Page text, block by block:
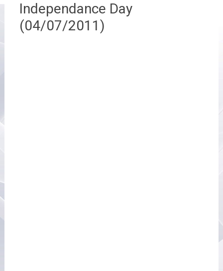
Independance Day
(04/07/2011)